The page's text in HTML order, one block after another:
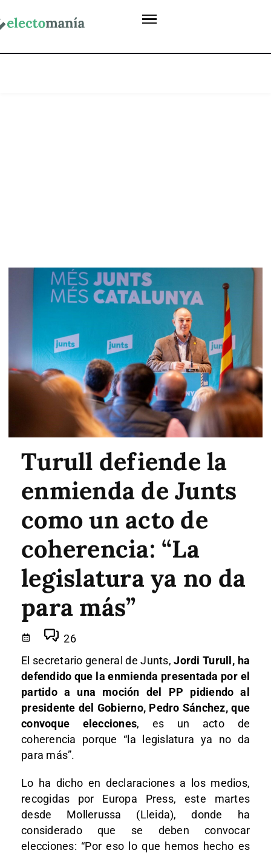
Turull defiende la
enmienda de Junts
como un acto de
coherencia: “La
legislatura ya no da
para más”
26
El secretario general de Junts,Jordi Turull, ha
defendido que la enmienda presentada por el
partido a una moción del PP pidiendo al
presidente del Gobierno, Pedro Sánchez, que
convoque elecciones, es un acto de
coherencia porque “la legislatura ya no da
para más”.
Lo ha dicho en declaraciones a los medios,
recogidas por Europa Press, este martes
desde Mollerussa (Lleida), donde ha
considerado que se deben convocar
elecciones: “Por eso lo que hemos hecho es